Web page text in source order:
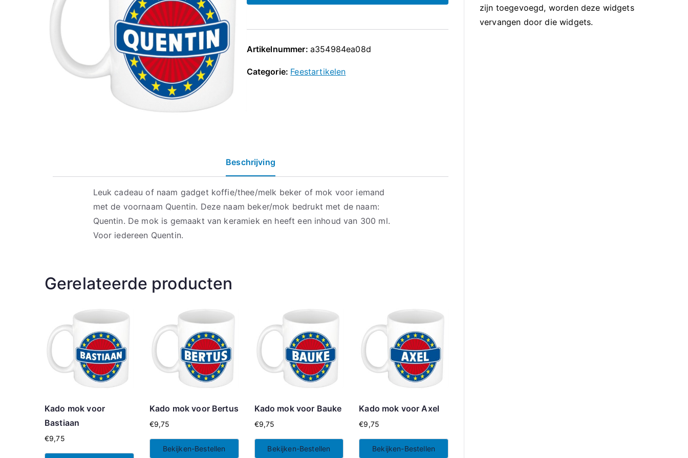
Artikelnummer: a354984ea08d
Categorie: Feestartikelen
Beschrijving
Leuk cadeau of naam gadget koffie/thee/melk beker of mok voor iemand
met de voornaam Quentin. Deze naam beker/mok bedrukt met de naam:
Quentin. De mok is gemaakt van keramiek en heeft een inhoud van 300 ml.
Voor iedereen Quentin.
Gerelateerde producten
Kado mok voor
Bastiaan
€9,75
Kado mok voor Bertus
€9,75
Bekijken-Bestellen
Kado mok voor Bauke
€9,75
Bekijken-Bestellen
Kado mok voor Axel
€9,75
Bekijken-Bestellen
zijn toegevoegd, worden deze widgets
vervangen door die widgets.